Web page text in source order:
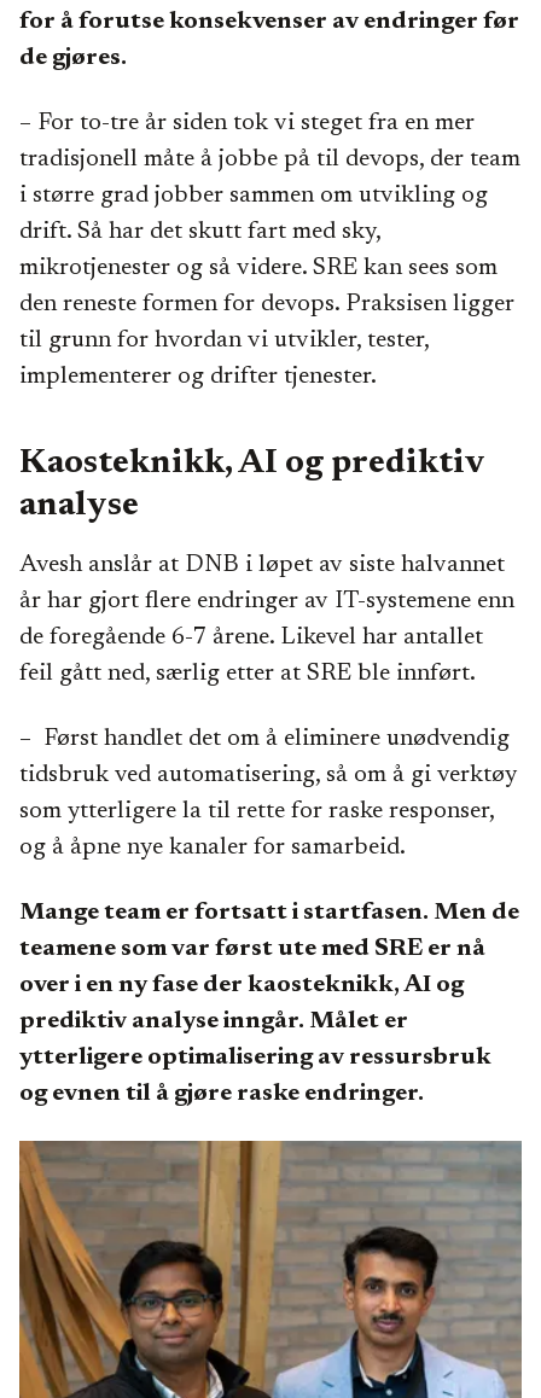
for å forutse konsekvenser av endringer før
de gjøres.
– For to-tre år siden tok vi steget fra en mer
tradisjonell måte å jobbe på til devops, der team
i større grad jobber sammen om utvikling og
drift. Så har det skutt fart med sky,
mikrotjenester og så videre. SRE kan sees som
den reneste formen for devops. Praksisen ligger
til grunn for hvordan vi utvikler, tester,
implementerer og drifter tjenester.
Kaosteknikk, AI og prediktiv
analyse
Avesh anslår at DNB i løpet av siste halvannet
år har gjort flere endringer av IT-systemene enn
de foregående 6-7 årene. Likevel har antallet
feil gått ned, særlig etter at SRE ble innført.
– Først handlet det om å eliminere unødvendig
tidsbruk ved automatisering, så om å gi verktøy
som ytterligere la til rette for raske responser,
og å åpne nye kanaler for samarbeid.
Mange team er fortsatt i startfasen. Men de
teamene som var først ute med SRE er nå
over i en ny fase der kaosteknikk, AI og
prediktiv analyse inngår. Målet er
ytterligere optimalisering av ressursbruk
og evnen til å gjøre raske endringer.